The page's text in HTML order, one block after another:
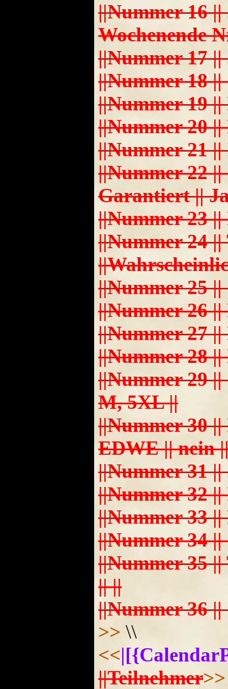
||Nummer 16
Wochenende
||Nummer 17
||Nummer 18
||Nummer 19
||Nummer 20
||Nummer 21
||Nummer 22
Garantiert ||
||Nummer 23
||Nummer 24
||Nummer 25
||Nummer 26
||Nummer 27
||Nummer 28
||Nummer 29
M, 5XL ||
||Nummer 30
EDWE || nein
||Nummer 31
||Nummer 32
||Nummer 33 ||
||Nummer 34
||Nummer 35
|| ||
||Nummer 36 ||
>> \\
<<
||Teilnehmer>>